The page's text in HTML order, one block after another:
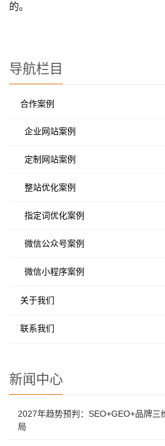
的。
导航栏目
合作案例
企业网站案例
定制网站案例
整站优化案例
指定词优化案例
微信公众号案例
微信小程序案例
关于我们
联系我们
新闻中心
2027年趋势预判：SEO+GEO+品牌三
局